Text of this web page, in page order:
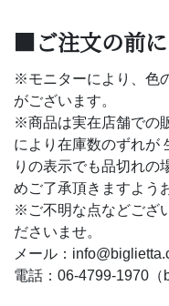
■ご注文の前
※モニターにより、色
がございます。
※商品は実在店舗での
により在庫数のずれが
りの表示でも品切れの
めご了承頂きますよう
※ご不明な点などござ
ださいませ。
メール：
電話：06-4799-1970（